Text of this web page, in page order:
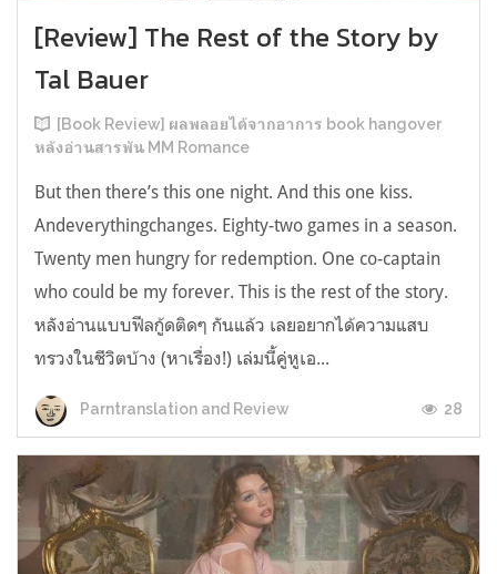
[Review] The Rest of the Story by
Tal Bauer
[Book Review] ผลพลอยได้จากอาการ book hangover
หลังอ่านสารพัน MM Romance
But then there’s this one night. And this one kiss.
Andeverythingchanges. Eighty-two games in a season.
Twenty men hungry for redemption. One co-captain
who could be my forever. This is the rest of the story.
หลังอ่านแบบฟีลกู้ดติดๆ กันแล้ว เลยอยากได้ความแสบ
ทรวงในชีวิตบ้าง (หาเรื่อง!) เล่มนี้คู่หูเอ...
Parntranslation and Review 28